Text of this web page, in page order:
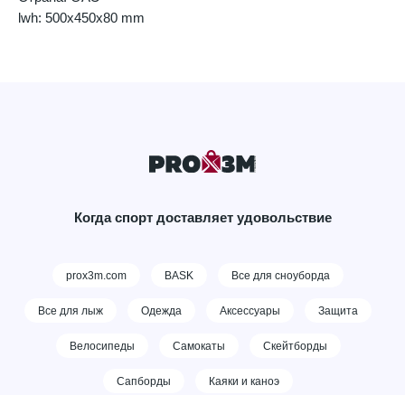
lwh: 500x450x80 mm
Когда спорт доставляет удовольствие
prox3m.com BASK Все для сноуборда
Все для лыж Одежда Аксессуары Защита
Велосипеды Самокаты Скейтборды
Сапборды Каяки и каноэ